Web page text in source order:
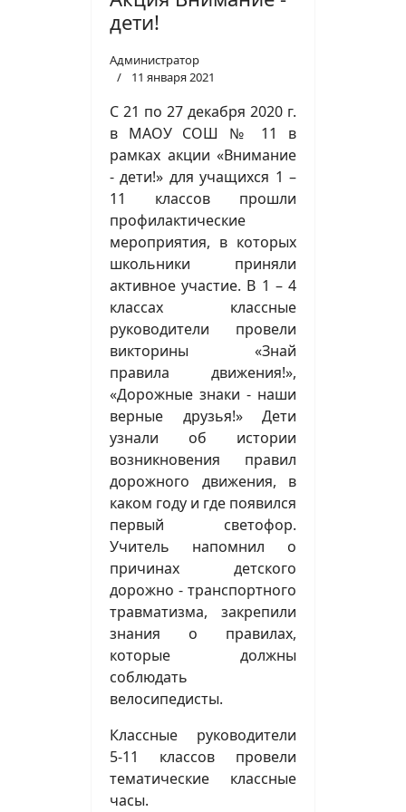
дети!
Администратор
11 января 2021
С 21 по 27 декабря 2020 г.
в МАОУ СОШ № 11 в
рамках акции «Внимание
- дети!» для учащихся 1 –
11 классов прошли
профилактические
мероприятия, в которых
школьники приняли
активное участие. В 1 – 4
классах классные
руководители провели
викторины «Знай
правила движения!»,
«Дорожные знаки - наши
верные друзья!» Дети
узнали об истории
возникновения правил
дорожного движения, в
каком году и где появился
первый светофор.
Учитель напомнил о
причинах детского
дорожно - транспортного
травматизма, закрепили
знания о правилах,
которые должны
соблюдать
велосипедисты.
Классные руководители
5-11 классов провели
тематические классные
часы.